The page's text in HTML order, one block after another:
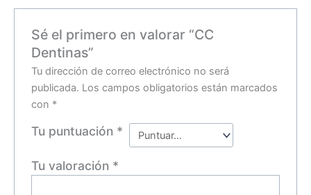
Sé el primero en valorar “CC
Dentinas”
Tu dirección de correo electrónico no será
publicada. Los campos obligatorios están marcados
con *
Tu puntuación *
Tu valoración *